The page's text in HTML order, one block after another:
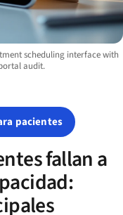
scheduling interface with
audit.
pacientes
fallan a